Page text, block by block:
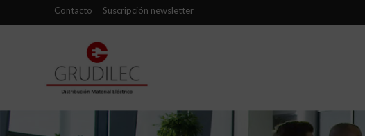
Contacto Suscripción newsletter